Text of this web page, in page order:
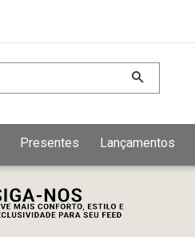
Presentes Lançamentos